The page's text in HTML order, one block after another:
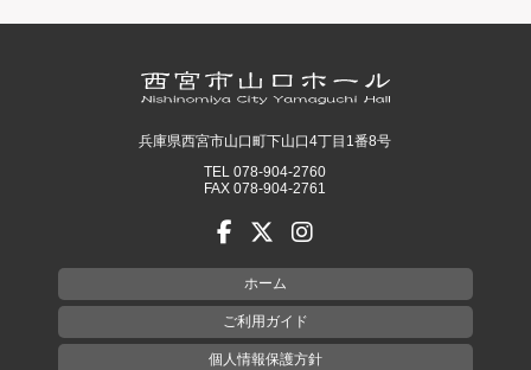
兵庫県西宮市山口町下山口4丁目1番8号
TEL 078-904-2760
FAX 078-904-2761
ホーム
ご利用ガイド
個人情報保護方針